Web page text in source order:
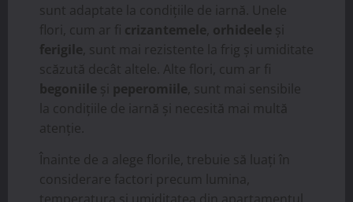
sunt adaptate la condițiile de iarnă. Unele
flori, cum ar fi crizantemele orhideele și
ferigile , sunt mai rezistente la frig și umiditate
scăzută decât altele. Alte flori, cum ar fi
begoniile și peperomiile , sunt mai sensibile
la condițiile de iarnă și necesită mai multă
atenție.
Înainte de a alege florile, trebuie să luați în
considerare factori precum lumina,